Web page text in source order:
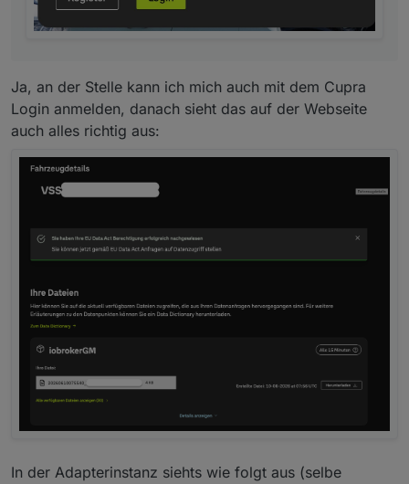
Ja, an der Stelle kann ich mich auch mit dem Cupra
Login anmelden, danach sieht das auf der Webseite
auch alles richtig aus:
In der Adapterinstanz siehts wie folgt aus (selbe